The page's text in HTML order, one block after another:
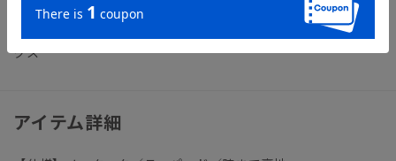
ビジネス ビジネスカジュアル オフィスカジュアル スラッ
クス
アイテム詳細